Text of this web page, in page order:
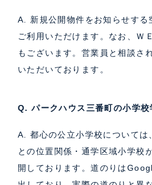
A. 新規公開物件をお知らせする
ご利用いただけます。なお、Ｗ
もございます。営業員と相談さ
いただいております。
Q. パークハウス三番町の小学
A. 都心の公立小学校については
との位置関係・通学区域小学校
開しております。道のりは